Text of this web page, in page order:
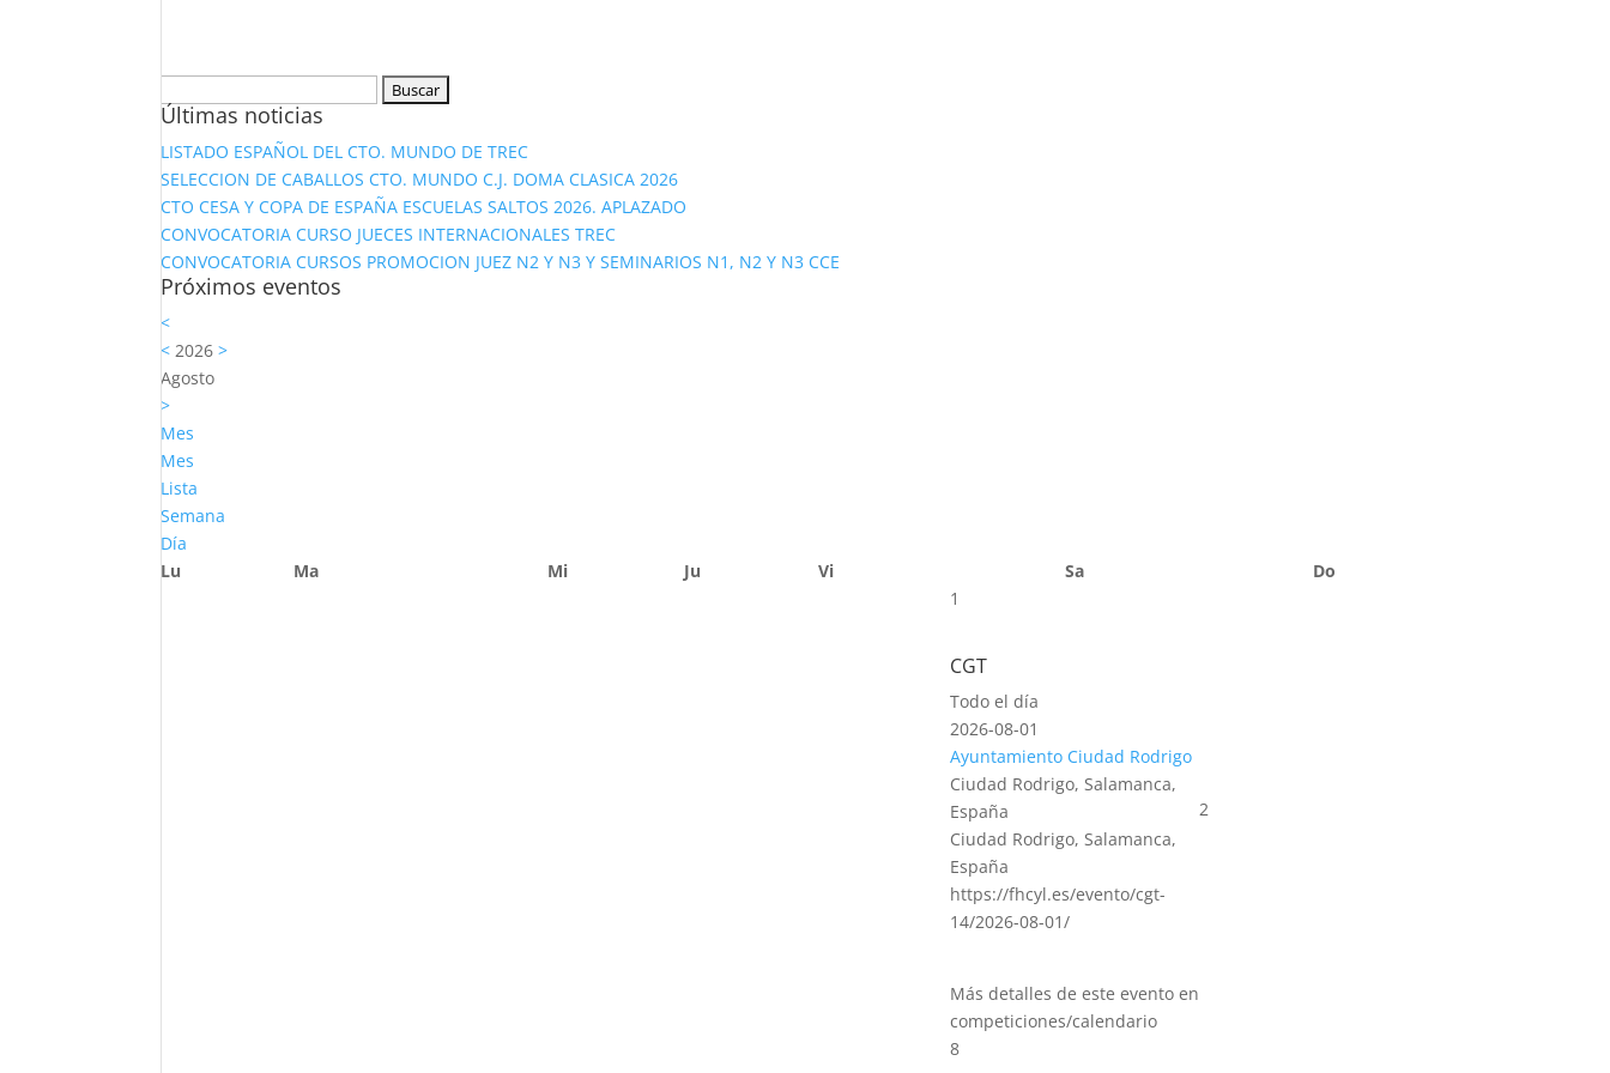
Últimas noticias
LISTADO ESPAÑOL DEL CTO. MUNDO DE TREC
SELECCION DE CABALLOS CTO. MUNDO C.J. DOMA CLASICA 2026
CTO CESA Y COPA DE ESPAÑA ESCUELAS SALTOS 2026. APLAZADO
CONVOCATORIA CURSO JUECES INTERNACIONALES TREC
CONVOCATORIA CURSOS PROMOCION JUEZ N2 Y N3 Y SEMINARIOS N1, N2 Y N3 CCE
Próximos eventos
<
< 2026>
Agosto
>
Mes
Mes
Lista
Semana
Día
Lu
Ma Mi Ju Vi Sa
Do
1
CGT
Todo el día
2026-08-01
Ayuntamiento Ciudad Rodrigo
Ciudad Rodrigo, Salamanca,
España
Ciudad Rodrigo, Salamanca,
España
https://fhcyl.es/evento/cgt-
14/2026-08-01/
Más detalles de este evento en
competiciones/calendario
2
8